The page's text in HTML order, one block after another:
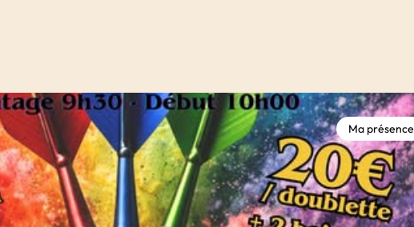
Ma présence